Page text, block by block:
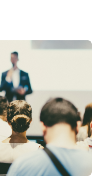
dedicata. Ampio spazio
concrete. In
di Paolo Ganis,
che in otto anni ha
fondato su
e visione
un esempio concreto di
crescere, scalare e
da un territorio e
e opportunità offerte
le condizioni perché
percorsi di crescita
Park intende
il proprio ruolo a